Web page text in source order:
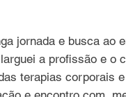
jornada e busca ao
a profissão e o
terapias corporais e